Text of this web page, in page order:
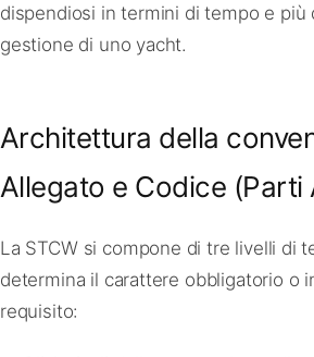
dispendiosi in termini di tempo e più
gestione di uno yacht.
Architettura della
Allegato e Codice (Parti
La STCW si compone di tre livelli di
determina il carattere obbligatorio o
requisito: